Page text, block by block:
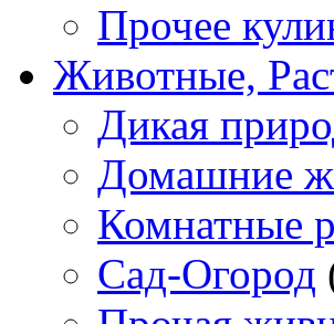
Прочее
Животные,
Дикая
Домашние
Комнатные
Сад-Огород